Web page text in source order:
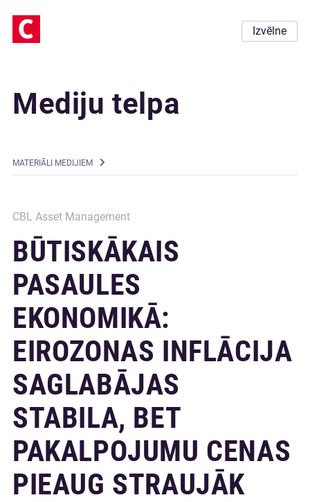
Izvēlne
Mediju telpa
MATERIĀLI MEDIJIEM
CBL Asset Management
BŪTISKĀKAIS
PASAULES
EKONOMIKĀ:
EIROZONAS INFLĀCIJA
SAGLABĀJAS
STABILA, BET
PAKALPOJUMU CENAS
PIEAUG STRAUJĀK